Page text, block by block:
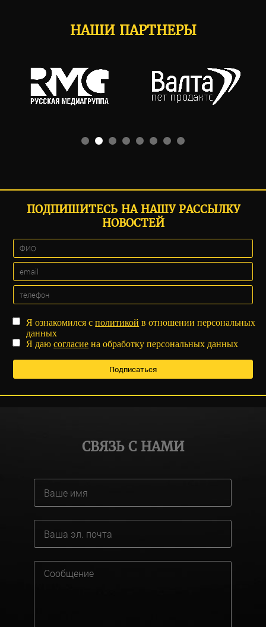
НАШИ ПАРТНЕРЫ
ПОДПИШИТЕСЬ НА НАШУ РАССЫЛКУ
НОВОСТЕЙ
Я ознакомился сполитикой в отношении персональных
данных
Я даюсогласие на обработку персональных данных
СВЯЗЬ С НАМИ